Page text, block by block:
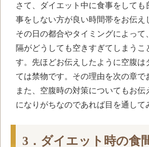
さて、ダイエット中に食事をしても
事をしない方が良い時間帯をお伝え
その日の都合やタイミングによって
隔がどうしても空きすぎてしまうこ
す。先ほどお伝えしたように空腹は
ては禁物です。その理由を次の章で
また、空腹時の対策についてもお伝
になりがちなのであれば目を通して
3．ダイエット時の食